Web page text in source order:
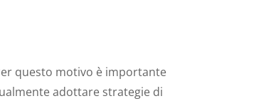
questo motivo è importante
adottare strategie di